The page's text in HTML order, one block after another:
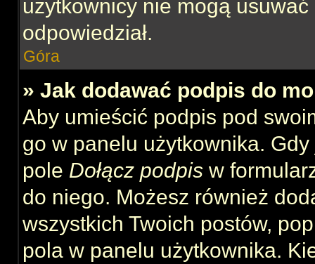
użytkownicy nie mogą
odpowiedział.
Góra
» Jak dodawać podpis do
Aby umieścić podpis pod
go w panelu użytkownika.
pole Dołącz podpis w
do niego. Możesz również
wszystkich Twoich postów,
pola w panelu użytkownika.